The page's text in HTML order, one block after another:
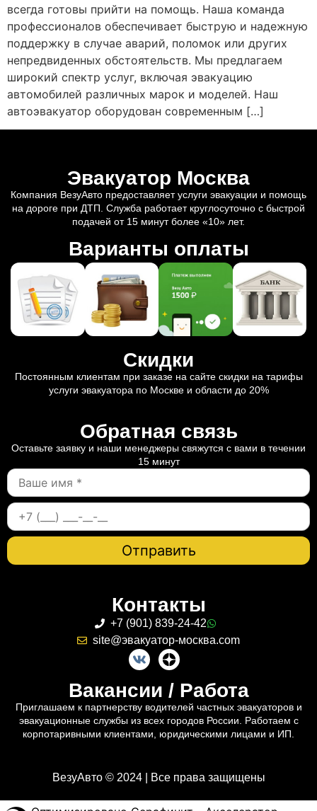
всегда готовы прийти на помощь. Наша команда
профессионалов обеспечивает быструю и надежную
поддержку в случае аварий, поломок или других
непредвиденных обстоятельств. Мы предлагаем
широкий спектр услуг, включая эвакуацию
автомобилей различных марок и моделей. Наш
автоэвакуатор оборудован современным […]
Эвакуатор Москва
Компания ВезуАвто предоставляет услуги эвакуации и помощь
на дороге при ДТП. Служба работает круглосуточно с быстрой
подачей от 15 минут более «10» лет.
Варианты оплаты
Скидки
Постоянным клиентам при заказе на сайте скидки на тарифы
услуги эвакуатора по Москве и области до 20%
Обратная связь
Оставьте заявку и наши менеджеры свяжутся с вами в течении
15 минут
Контакты
+7 (901) 839-24-42
site@эвакуатор-москва.com
Вакансии / Работа
Приглашаем к партнерству водителей частных эвакуаторов и
эвакуационные службы из всех городов России. Работаем с
корпотаривными клиентами, юридическими лицами и ИП.
ВезуАвто © 2024 | Все права защищены